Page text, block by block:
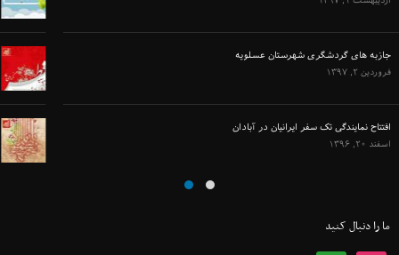
عید سعید فطر مبارک باد
ولادت حضرت مهدی عج گرامی باد
ما را دنبال کنید